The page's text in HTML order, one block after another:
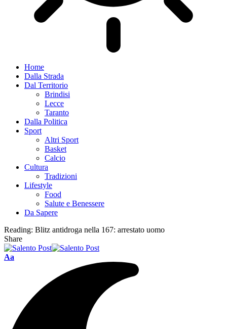
Home
Dalla Strada
Dal Territorio
Brindisi
Lecce
Taranto
Dalla Politica
Sport
Altri Sport
Basket
Calcio
Cultura
Tradizioni
Lifestyle
Food
Salute e Benessere
Da Sapere
Reading: Blitz antidroga nella 167: arrestato uomo
Share
Aa